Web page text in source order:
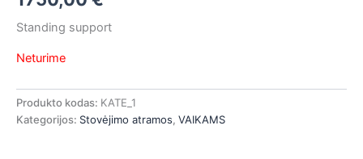
Standing support
Neturime
Produkto kodas: KATE_1
Kategorijos: Stovėjimo atramos, VAIKAMS